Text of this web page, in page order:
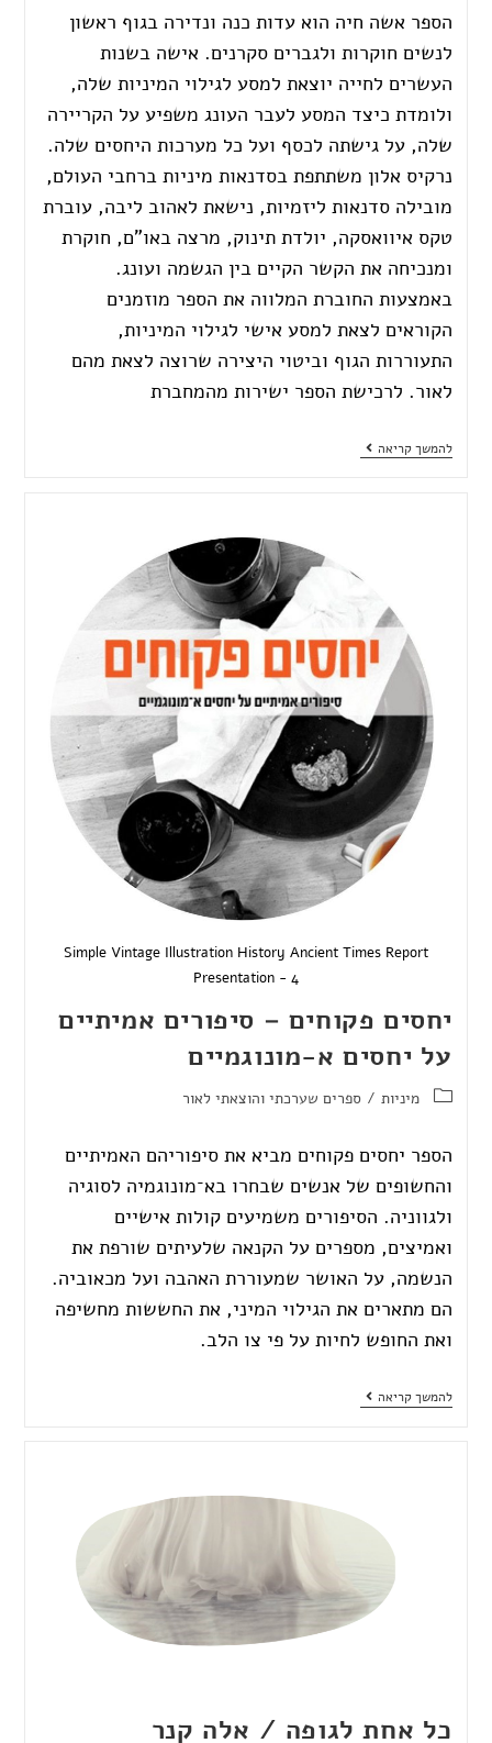
הספר אשה חיה הוא עדות כנה ונדירה בגוף ראשון
לנשים חוקרות ולגברים סקרנים. אישה בשנות
העשרים לחייה יוצאת למסע לגילוי המיניות שלה,
ולומדת כיצד המסע לעבר העונג משפיע על הקריירה
שלה, על גישתה לכסף ועל כל מערכות היחסים שלה.
נרקיס אלון משתתפת בסדנאות מיניות ברחבי העולם,
מובילה סדנאות ליזמיות, נישאת לאהוב ליבה, עוברת
טקס איוואסקה, יולדת תינוק, מרצה באו"ם, חוקרת
ומנכיחה את הקשר הקיים בין הגשמה ועונג.
באמצעות החוברת המלווה את הספר מוזמנים
הקוראים לצאת למסע אישי לגילוי המיניות,
התעוררות הגוף וביטוי היצירה שרוצה לצאת מהם
לאור. לרכישת הספר ישירות מהמחברת
להמשך קריאה
Simple Vintage Illustration History Ancient Times Report
Presentation - 4
יחסים פקוחים – סיפורים אמיתיים
על יחסים א-מונוגמיים
מיניות / ספרים שערכתי והוצאתי לאור
הספר יחסים פקוחים מביא את סיפוריהם האמיתיים
והחשופים של אנשים שבחרו בא־מונוגמיה לסוגיה
ולגווניה. הסיפורים משמיעים קולות אישיים
ואמיצים, מספרים על הקנאה שלעיתים שורפת את
הנשמה, על האושר שמעוררת האהבה ועל מכאוביה.
הם מתארים את הגילוי המיני, את החששות מחשיפה
ואת החופש לחיות על פי צו הלב.
להמשך קריאה
כל אחת לגופה / אלה קנר